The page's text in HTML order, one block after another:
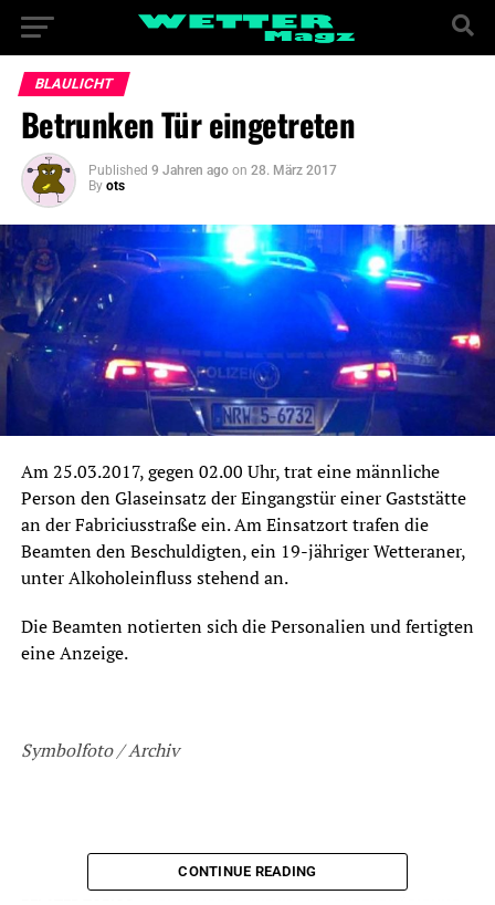
BLAULICHT
Betrunken Tür eingetreten
Published 9 Jahren ago on 28. März 2017
By ots
Am 25.03.2017, gegen 02.00 Uhr, trat eine männliche
Person den Glaseinsatz der Eingangstür einer Gaststätte
an der Fabriciusstraße ein. Am Einsatzort trafen die
Beamten den Beschuldigten, ein 19-jähriger Wetteraner,
unter Alkoholeinfluss stehend an.
Die Beamten notierten sich die Personalien und fertigten
eine Anzeige.
Symbolfoto / Archiv
ADVERTISEMENT
CONTINUE READING